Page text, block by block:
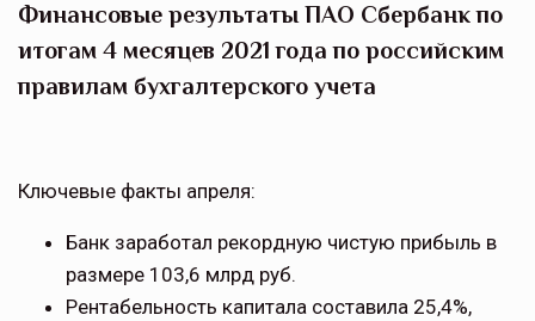
Финансовые результаты ПАО Сбербанк по
итогам 4 месяцев 2021 года по российским
правилам бухгалтерского учета
Ключевые факты апреля:
Банк заработал рекордную чистую прибыль в
размере 103,6 млрд руб.
Рентабельность капитала составила 25,4%,